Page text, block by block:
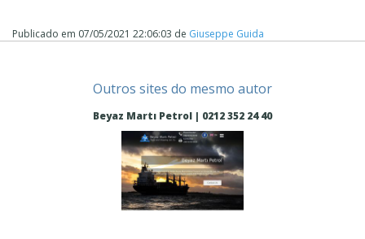
Publicado em 07/05/2021 22:06:03 de Giuseppe Guida
Outros sites do mesmo autor
Beyaz Martı Petrol | 0212 352 24 40